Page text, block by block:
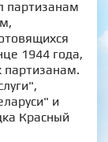
партизанам
1944 года,
партизанам.
и
Красный